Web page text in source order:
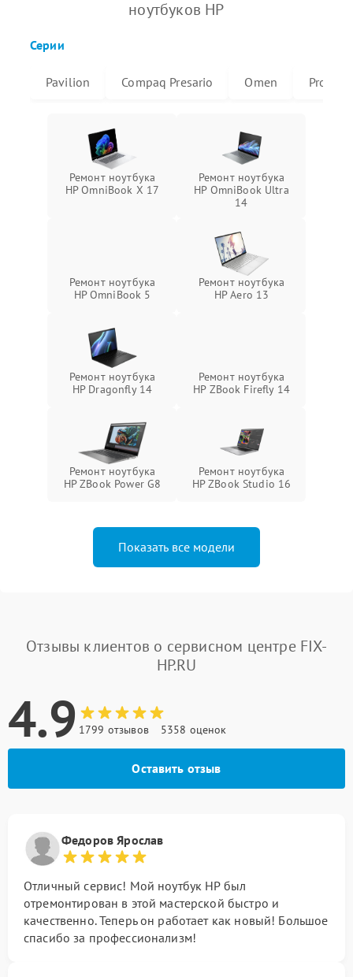
ноутбуков HP
Серии
Pavilion Compaq Presario Omen
Ремонт ноутбука
HP OmniBook X 17
Ремонт ноутбука
HP OmniBook Ultra
14
Ремонт ноутбука
HP OmniBook 5
Ремонт ноутбука
HP Aero 13
Ремонт ноутбука
HP Dragonfly 14
Ремонт ноутбука
HP ZBook Firefly 14
Ремонт ноутбука
HP ZBook Power G8
Ремонт ноутбука
HP ZBook Studio 16
Показать все модели
Отзывы клиентов о сервисном центре FIX-
HP.RU
4.9 1799 отзывов 5358 оценок
Оставить отзыв
Федоров Ярослав
Отличный сервис! Мой ноутбук HP был
отремонтирован в этой мастерской быстро и
качественно. Теперь он работает как новый! Большое
спасибо за профессионализм!